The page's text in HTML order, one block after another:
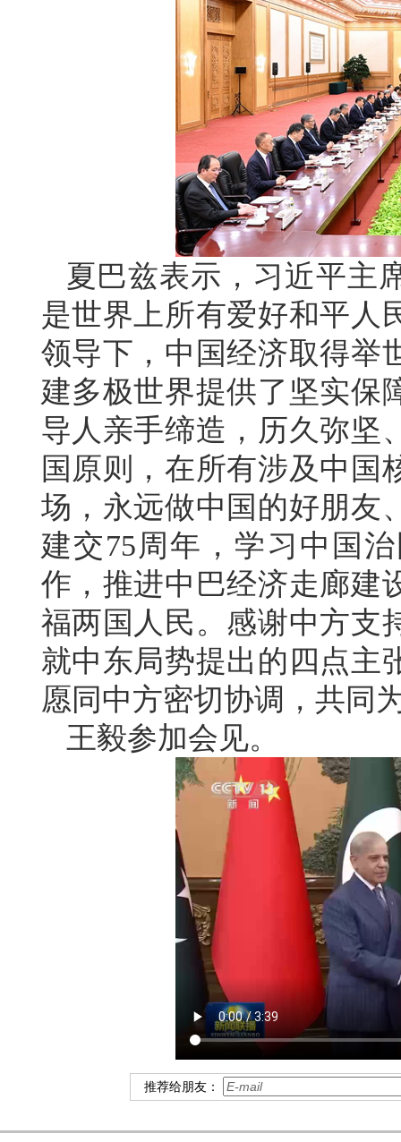
夏巴兹表示，习近平主
是世界上所有爱好和平人
领导下，中国经济取得举
建多极世界提供了坚实保
导人亲手缔造，历久弥坚
国原则，在所有涉及中国
场，永远做中国的好朋友
建交75周年，学习中国
作，推进中巴经济走廊建
福两国人民。感谢中方支
就中东局势提出的四点主
愿同中方密切协调，共同
王毅参加会见。
推荐给朋友：